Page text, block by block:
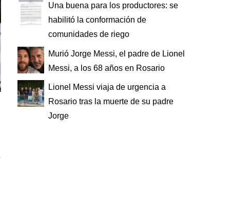
Una buena para los productores: se
habilitó la conformación de
comunidades de riego
Murió Jorge Messi, el padre de Lionel
Messi, a los 68 años en Rosario
Lionel Messi viaja de urgencia a
Rosario tras la muerte de su padre
Jorge